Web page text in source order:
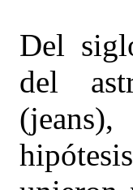
Del
del